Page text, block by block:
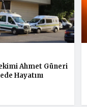
Ahmet Güneri
Hayatını